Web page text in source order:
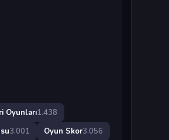
Oyunları1.438
3.001 Oyun Skor3.056